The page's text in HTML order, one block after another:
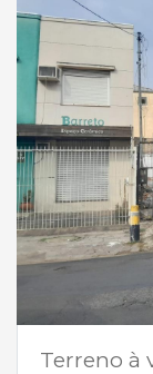
Terreno à